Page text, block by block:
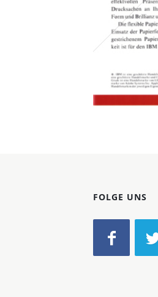
FOLGE UNS